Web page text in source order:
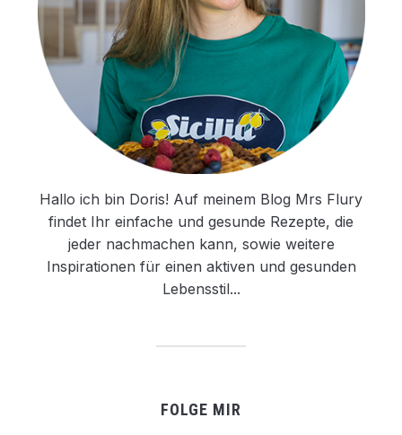
Hallo ich bin Doris! Auf meinem Blog Mrs Flury
findet Ihr einfache und gesunde Rezepte, die
jeder nachmachen kann, sowie weitere
Inspirationen für einen aktiven und gesunden
Lebensstil...
FOLGE MIR